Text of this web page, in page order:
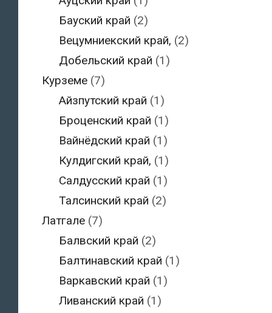
Бауский край (2)
Вецумниекский край, (2)
Добельский край (1)
Курземе(7)
Айзпутский край (1)
Броценский край (1)
Вайнёдский край (1)
Кулдигский край, (1)
Салдусский край (1)
Талсинский край (2)
Латгале(7)
Балвский край (2)
Балтинавский край (1)
Варкавский край (1)
Ливанский край (1)